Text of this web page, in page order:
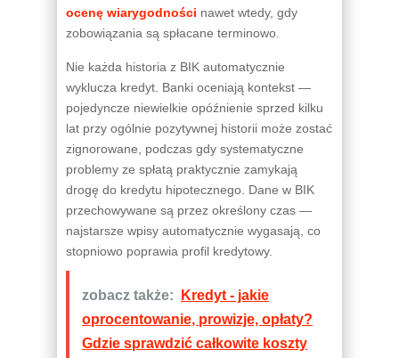
ocenę wiarygodności nawet wtedy, gdy
zobowiązania są spłacane terminowo.
Nie każda historia z BIK automatycznie
wyklucza kredyt. Banki oceniają kontekst —
pojedyncze niewielkie opóźnienie sprzed kilku
lat przy ogólnie pozytywnej historii może zostać
zignorowane, podczas gdy systematyczne
problemy ze spłatą praktycznie zamykają
drogę do kredytu hipotecznego. Dane w BIK
przechowywane są przez określony czas —
najstarsze wpisy automatycznie wygasają, co
stopniowo poprawia profil kredytowy.
zobacz także:
Kredyt - jakie
oprocentowanie, prowizje, opłaty?
Gdzie sprawdzić całkowite koszty